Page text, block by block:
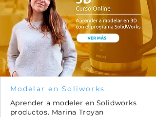
Modelar en Soliworks
Aprender a modeler en Solidworks
productos. Marina Troyan